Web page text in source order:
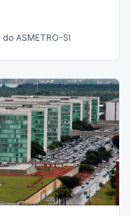
ASMETRO-SI